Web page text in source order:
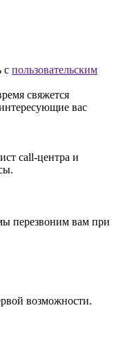
с пользовательским
свяжется
вас
call-центра и
перезвоним вам при
возможности.